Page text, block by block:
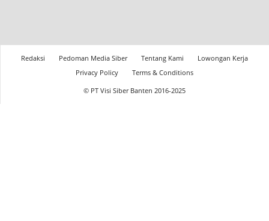
Redaksi Pedoman Media Siber Tentang Kami
Lowongan Kerja
Privacy Policy
Terms & Conditions
© PT Visi Siber Banten 2016-2025